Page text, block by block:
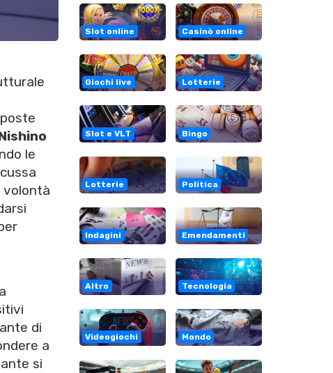
le
volontà
di
a
si
Slot online Casinò online
Giochi live Lotterie
Slot e VLT Bingo
Lotterie Politica
Indagini Emendamenti
Altro Tecnologia
Videogiochi Mondo